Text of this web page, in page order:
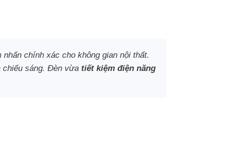
chính xác cho không gian nội thất.
chiếu sáng. Đèn vừa tiết kiệm điện năng